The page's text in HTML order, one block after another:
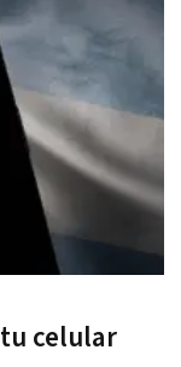
celular